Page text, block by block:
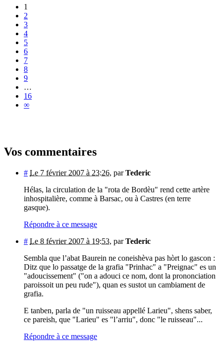
1
2
3
4
5
6
7
8
9
…
16
∞
Vos commentaires
# Le 7 février 2007 à 23:26, parTederic
Hélas, la circulation de la "rota de Bordèu" rend cette artère
inhospitalière, comme à Barsac, ou à Castres (en terre
gasque).
Répondre à ce message
# Le 8 février 2007 à 19:53, parTederic
Sembla que l’abat Baurein ne coneishèva pas hòrt lo gascon :
Ditz que lo passatge de la grafia "Prinhac" a "Preignac" es un
"adoucissement" ("on a adouci ce nom, dont la prononciation
paroissoit un peu rude"), quan es sustot un cambiament de
grafia.
E tanben, parla de "un ruisseau appellé Larieu", shens saber,
ce pareish, que "Larieu" es "l’arriu", donc "le ruisseau"...
Répondre à ce message